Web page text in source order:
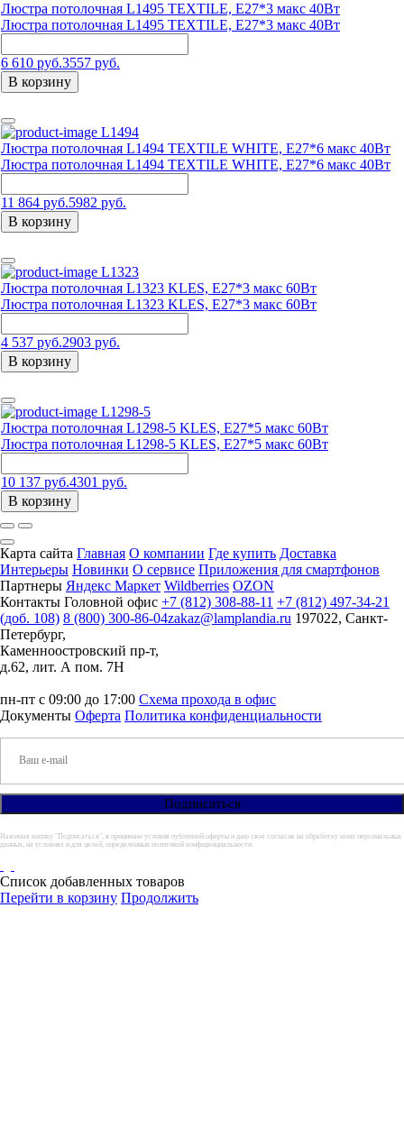
Люстра потолочная L1495 TEXTILE, E27*3 макс 40Вт
Люстра потолочная L1495 TEXTILE, E27*3 макс 40Вт
6 610 руб.3557 руб.
В корзину
L1494
Люстра потолочная L1494 TEXTILE WHITE, Е27*6 макс 40Вт
Люстра потолочная L1494 TEXTILE WHITE, Е27*6 макс 40Вт
11 864 руб.5982 руб.
В корзину
L1323
Люстра потолочная L1323 KLES, Е27*3 макс 60Вт
Люстра потолочная L1323 KLES, Е27*3 макс 60Вт
4 537 руб.2903 руб.
В корзину
L1298-5
Люстра потолочная L1298-5 KLES, Е27*5 макс 60Вт
Люстра потолочная L1298-5 KLES, Е27*5 макс 60Вт
10 137 руб.4301 руб.
В корзину
Карта сайта Главная О компании Где купить Доставка
Интерьеры Новинки О сервисе Приложения для смартфонов
Партнеры Яндекс Маркет Wildberries OZON
Контакты Головной офис +7 (812) 308-88-11 +7 (812) 497-34-21
(доб. 108) 8 (800) 300-86-04zakaz@lamplandia.ru 197022, Санкт-
Петербург,
Каменноостровский пр-т,
д.62, лит. А пом. 7Н
пн-пт с 09:00 до 17:00 Схема прохода в офис
Документы Оферта Политика конфиденциальности
Нажимая кнопку "Подписаться", я принимаю условия публичной оферты и даю своё согласие на обработку моих персональных
данных, на условиях и для целей, определенных политикой конфиденциальности.
Список добавленных товаров
Перейти в корзину Продолжить